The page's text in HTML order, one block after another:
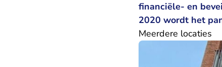
financiële- en
2020 wordt het
Meerdere locaties